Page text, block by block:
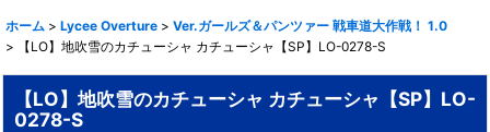
ホーム > Lycee Overture > Ver.ガールズ＆パンツァー 戦車道大作戦！ 1.0
>
【LO】地吹雪のカチューシャ カチューシャ【SP】LO-0278-S
【LO】地吹雪のカチューシャ カチューシャ【SP】LO-
0278-S